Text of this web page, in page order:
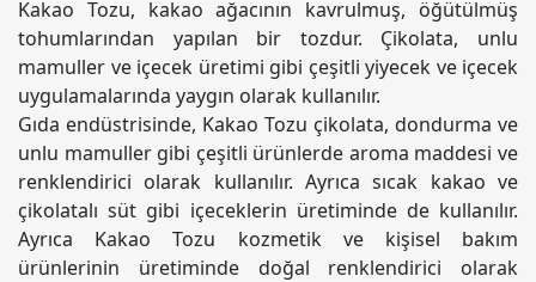
Kakao Tozu, kakao ağacının kavrulmuş, öğütülmüş
tohumlarından yapılan bir tozdur. Çikolata, unlu
mamuller ve içecek üretimi gibi çeşitli yiyecek ve içecek
uygulamalarında yaygın olarak kullanılır.
Gıda endüstrisinde, Kakao Tozu çikolata, dondurma ve
unlu mamuller gibi çeşitli ürünlerde aroma maddesi ve
renklendirici olarak kullanılır. Ayrıca sıcak kakao ve
çikolatalı süt gibi içeceklerin üretiminde de kullanılır.
Ayrıca Kakao Tozu kozmetik ve kişisel bakım
ürünlerinin üretiminde doğal renklendirici olarak